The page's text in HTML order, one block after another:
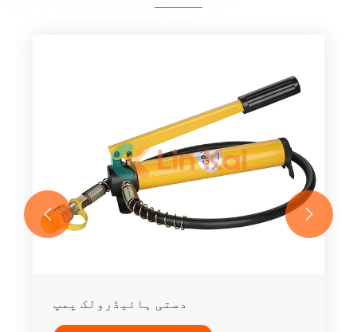
دستی ہائیڈرولک پمپ
 